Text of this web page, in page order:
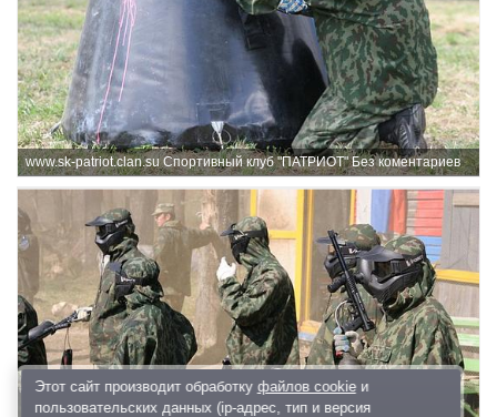
www.sk-patriot.clan.su Спортивный клуб "ПАТРИОТ" Без коментариев
Этот сайт производит обработку файлов cookieи
пользовательских данных (ip-адрес, тип и версия